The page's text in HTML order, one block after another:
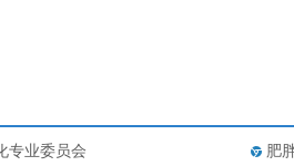
专业委员会
肥